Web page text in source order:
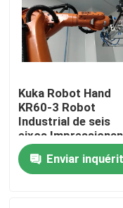
Para casa
Kuka Robot Hand
KR60-3 Robot
Industrial de seis
eixos
velocidade
Enviar